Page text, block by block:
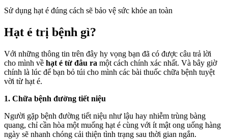
Sử dụng hạt é đúng cách sẽ bảo vệ sức khỏe an toàn
Hạt é trị bệnh gì?
Với những thông tin trên đây hy vọng bạn đã có được câu trả lời
cho mình về hạt é từ đâu ra một cách chính xác nhất. Và bây giờ
chính là lúc để bạn bỏ túi cho mình các bài thuốc chữa bệnh tuyệt
vời từ hạt é.
1. Chữa bệnh đường tiết niệu
Người gặp bệnh đường tiết niệu như lậu hay nhiễm trùng bàng
quang, chỉ cần hòa một muống hạt é cùng với ít mật ong uống hàng
ngày sẽ nhanh chóng cải thiện tình trạng sau thời gian ngắn.